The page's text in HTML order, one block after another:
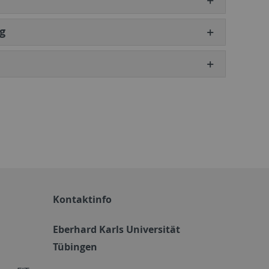
Kontaktinfo
Eberhard Karls Universität
Tübingen